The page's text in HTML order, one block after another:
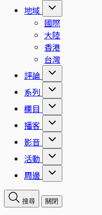
地域
國際
大陸
香港
台灣
評論
系列
欄目
播客
影音
活動
周邊
搜尋 關閉